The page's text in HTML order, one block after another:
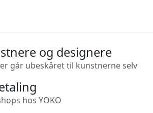
og designere
går ubeskåret til kunstnerne selv
hos YOKO